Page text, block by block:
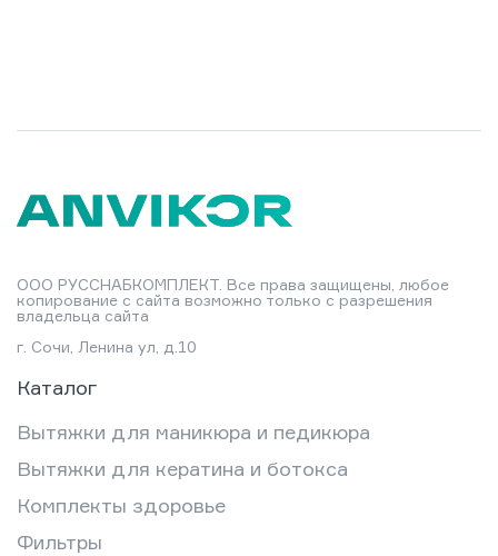
ООО РУССНАБКОМПЛЕКТ. Все права защищены, любое
копирование с сайта возможно только с разрешения
владельца сайта
г. Сочи, Ленина ул, д.10
Каталог
Вытяжки для маникюра и педикюра
Вытяжки для кератина и ботокса
Комплекты здоровье
Фильтры